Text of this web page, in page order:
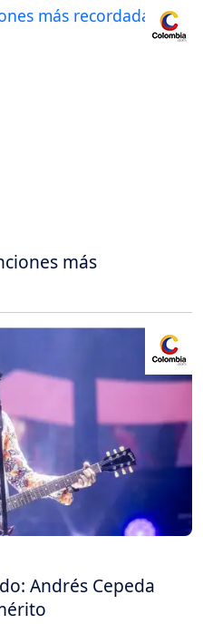
más
Andrés Cepeda